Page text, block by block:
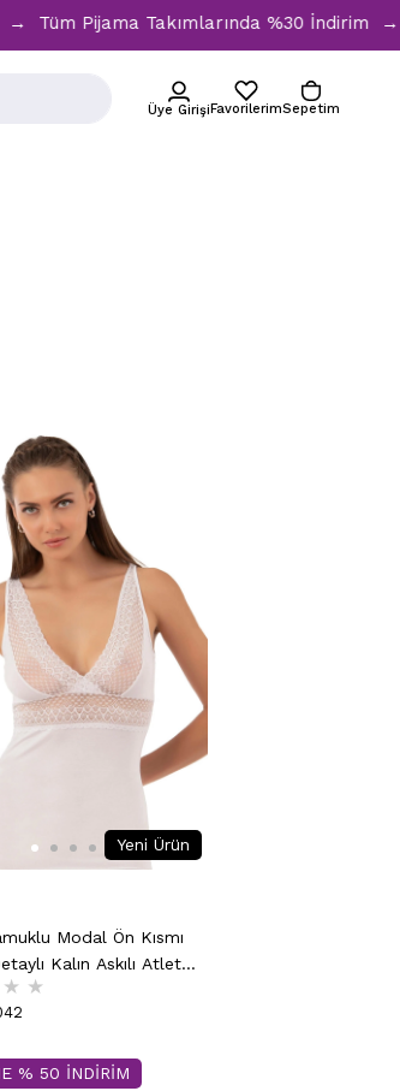
Takımlarında %30 İndirim → 1500
Üye GirişiFavorilerimSepetim
Modal Ön Kısmı
Kalın Askılı Atlet |
★ ★
Yeni Ürün
% 50 İNDİRİM